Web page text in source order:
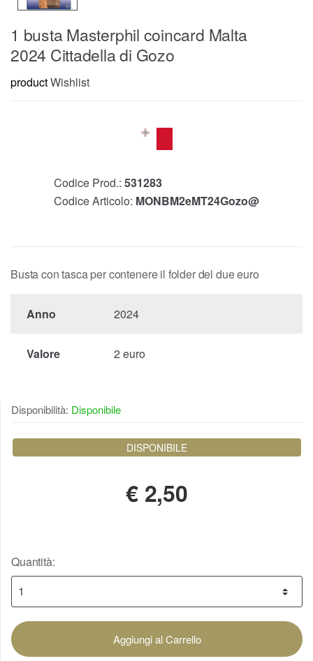
1 busta Masterphil coincard Malta
2024 Cittadella di Gozo
productWishlist
Codice Prod.: 531283
Codice Articolo: MONBM2eMT24Gozo@
Busta con tasca per contenere il folder del due euro
Anno 2024
Valore 2 euro
Disponibilità: Disponibile
DISPONIBILE
€ 2,50
Quantità:
Aggiungi al Carrello